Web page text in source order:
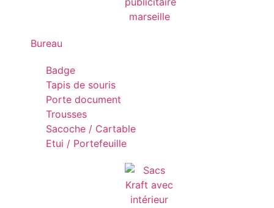
Bureau
Badge
Tapis de souris
Porte document
Trousses
Sacoche / Cartable
Etui / Portefeuille